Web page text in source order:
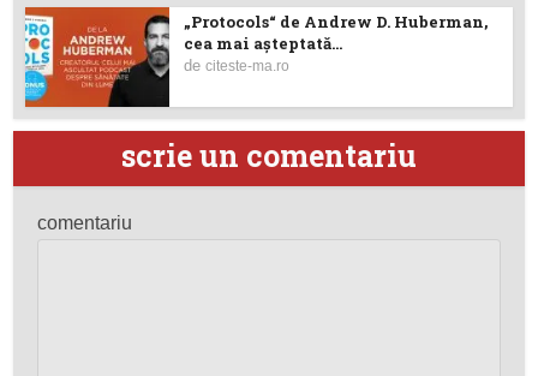
„Protocols“ de Andrew D. Huberman,
cea mai așteptată...
deciteste-ma.ro
scrie un comentariu
comentariu